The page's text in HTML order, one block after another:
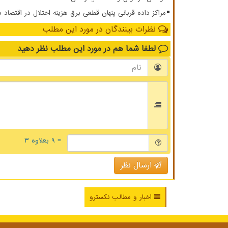
مراکز داده قربانی پنهان قطعی برق هزینه اختلال در اقتصاد
نظرات بینندگان در مورد این مطلب
لطفا شما هم در مورد این مطلب نظر دهید
= ۹ بعلاوه ۳
ارسال نظر
اخبار و مطالب نکسترو